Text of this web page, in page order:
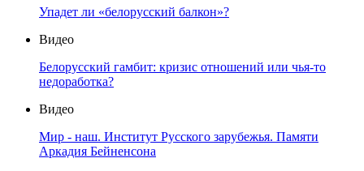
Упадет ли «белорусский балкон»?
Видео
Белорусский гамбит: кризис отношений или чья-то
недоработка?
Видео
Мир - наш. Институт Русского зарубежья. Памяти
Аркадия Бейненсона